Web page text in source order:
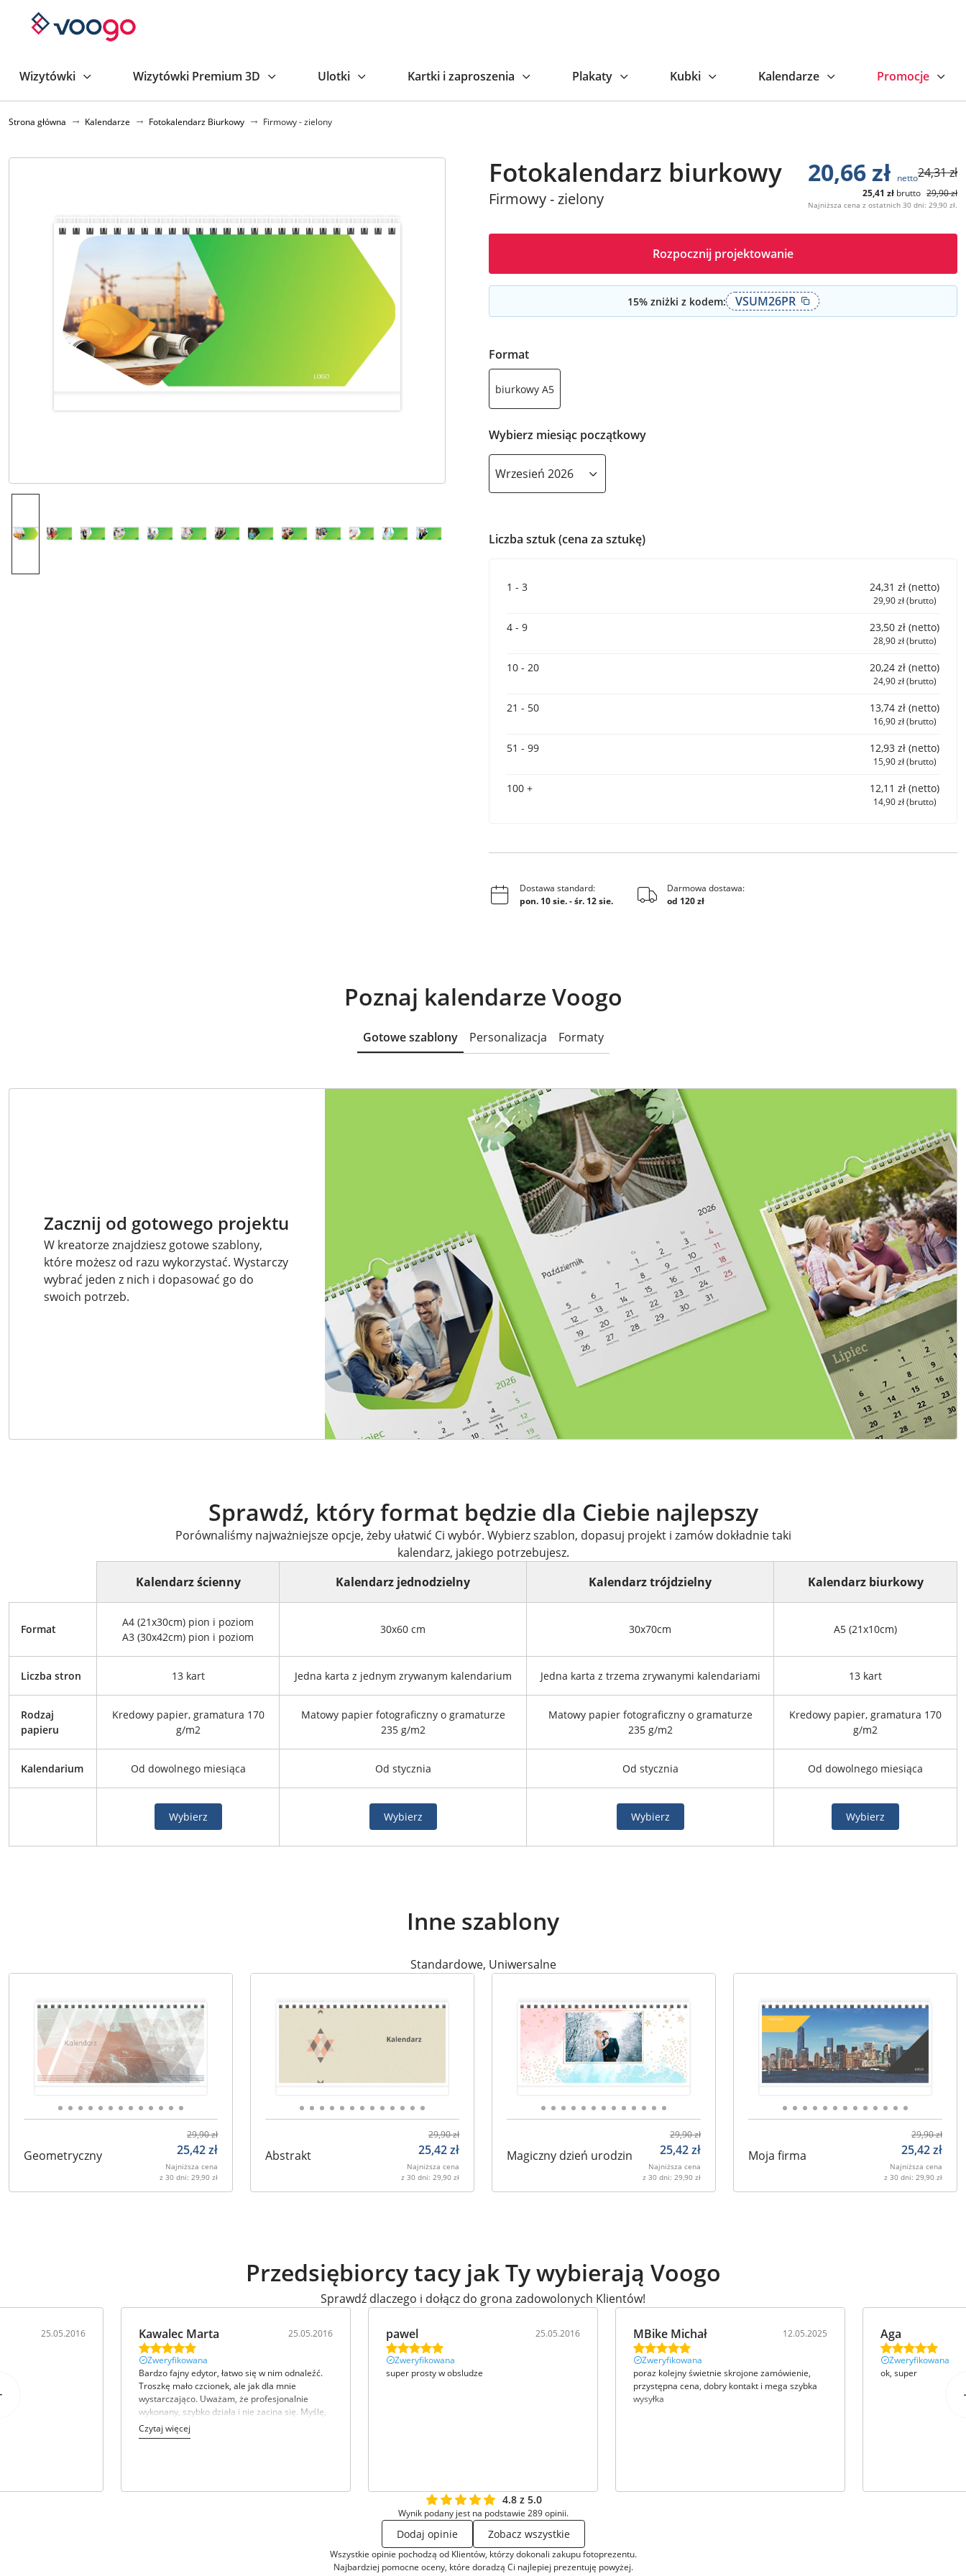
Wizytówki Wizytówki Premium 3D Ulotki Kartki i zaproszenia Plakaty Kubki Kalendarze Promocje
Strona główna Kalendarze Fotokalendarz Biurkowy Firmowy - zielony
Fotokalendarz biurkowy
Firmowy - zielony
20,66zł netto24,31zł
25,41 zł brutto 29,90zł
Najniższa cena z ostatnich 30 dni: 29,90 zł.
Rozpocznij projektowanie
15% zniżki z kodem: VSUM26PR
Format
biurkowy A5
Wybierz miesiąc początkowy
Liczba sztuk (cena za sztukę)
1 - 3 24,31 zł (netto)
29,90 zł (brutto)
4 - 9 23,50 zł (netto)
28,90 zł (brutto)
10 - 20 20,24 zł (netto)
24,90 zł (brutto)
21 - 50 13,74 zł (netto)
16,90 zł (brutto)
51 - 99 12,93 zł (netto)
15,90 zł (brutto)
100 + 12,11 zł (netto)
14,90 zł (brutto)
Dostawa standard:
pon. 10 sie.-śr. 12 sie.
Darmowa dostawa:
od 120 zł
Poznaj kalendarze Voogo
Gotowe szablony Personalizacja Formaty
Zacznij od gotowego projektu
W kreatorze znajdziesz gotowe szablony,
które możesz od razu wykorzystać. Wystarczy
wybrać jeden z nich i dopasować go do
swoich potrzeb.
Sprawdź, który format będzie dla Ciebie najlepszy
Porównaliśmy najważniejsze opcje, żeby ułatwić Ci wybór. Wybierz szablon, dopasuj projekt i zamów dokładnie taki
kalendarz, jakiego potrzebujesz.
Kalendarz ścienny
Kalendarz jednodzielny Kalendarz trójdzielny Kalendarz biurkowy
Format
A4 (21x30cm) pion i poziom
A3 (30x42cm) pion i poziom
30x60 cm 30x70cm A5 (21x10cm)
Liczba stron 13 kart Jedna karta z jednym zrywanym kalendarium Jedna karta z trzema zrywanymi kalendariami 13 kart
Rodzaj
papieru
Kredowy papier, gramatura 170
g/m2
Matowy papier fotograficzny o gramaturze
235 g/m2
Matowy papier fotograficzny o gramaturze
235 g/m2
Kredowy papier, gramatura 170
g/m2
Kalendarium Od dowolnego miesiąca Od stycznia Od stycznia Od dowolnego miesiąca
Wybierz Wybierz Wybierz Wybierz
Inne szablony
Standardowe, Uniwersalne
Geometryczny
29,90zł
25,42zł
Najniższa cena
z 30 dni: 29,90 zł
Abstrakt
29,90zł
25,42zł
Najniższa cena
z 30 dni: 29,90 zł
Magiczny dzień urodzin
29,90zł
25,42zł
Najniższa cena
z 30 dni: 29,90 zł
Moja firma
29,90zł
25,42zł
Najniższa cena
z 30 dni: 29,90 zł
Przedsiębiorcy tacy jak Ty wybierają Voogo
Sprawdź dlaczego i dołącz do grona zadowolonych Klientów!
25.05.2016 Kawalec Marta 25.05.2016
Zweryfikowana
Bardzo fajny edytor, łatwo się w nim odnaleźć.
Troszkę mało czcionek, ale jak dla mnie
wystarczająco. Uważam, że profesjonalnie
wykonany, szybko działa i nie zacina się. Myślę,
że jeszcze skorzystam z tego typu oferty. Bardzo
ładne kolory szablonów.
Czytaj więcej
pawel 25.05.2016
Zweryfikowana
super prosty w obsludze
MBike Michał 12.05.2025
Zweryfikowana
poraz kolejny świetnie skrojone zamówienie,
przystępna cena, dobry kontakt i mega szybka
wysyłka
Aga
Zweryfikowana
ok, super
4.8 z 5.0
Wynik podany jest na podstawie 289 opinii.
Dodaj opinie Zobacz wszystkie
Wszystkie opinie pochodzą od Klientów, którzy dokonali zakupu fotoprezentu.
Najbardziej pomocne oceny, które doradzą Ci najlepiej prezentuję powyżej.